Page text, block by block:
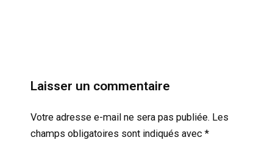
Laisser un commentaire
Votre adresse e-mail ne sera pas publiée. Les
champs obligatoires sont indiqués avec *